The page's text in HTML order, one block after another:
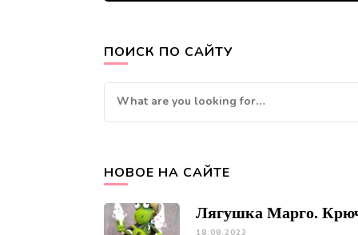
ПОИСК ПО САЙТУ
Looking
for
НОВОЕ НА САЙТЕ
Лягушка Марго.
18.08.2023